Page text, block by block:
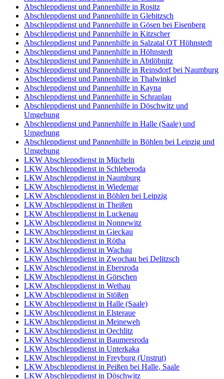
Abschleppdienst und Pannenhilfe in Rositz
Abschleppdienst und Pannenhilfe in Glebitzsch
Abschleppdienst und Pannenhilfe in Gösen bei Eisenberg
Abschleppdienst und Pannenhilfe in Kitzscher
Abschleppdienst und Pannenhilfe in Salzatal OT Höhnstedt
Abschleppdienst und Pannenhilfe in Höhnstedt
Abschleppdienst und Pannenhilfe in Abtlöbnitz
Abschleppdienst und Pannenhilfe in Reinsdorf bei Naumburg
Abschleppdienst und Pannenhilfe in Thalwinkel
Abschleppdienst und Pannenhilfe in Kayna
Abschleppdienst und Pannenhilfe in Schraplau
Abschleppdienst und Pannenhilfe in Döschwitz und
Umgebung
Abschleppdienst und Pannenhilfe in Halle (Saale) und
Umgebung
Abschleppdienst und Pannenhilfe in Böhlen bei Leipzig und
Umgebung
LKW Abschleppdienst in Mücheln
LKW Abschleppdienst in Schleberoda
LKW Abschleppdienst in Naumburg
LKW Abschleppdienst in Wiedemar
LKW Abschleppdienst in Böhlen bei Leipzig
LKW Abschleppdienst in Theißen
LKW Abschleppdienst in Luckenau
LKW Abschleppdienst in Nonnewitz
LKW Abschleppdienst in Gieckau
LKW Abschleppdienst in Rötha
LKW Abschleppdienst in Wachau
LKW Abschleppdienst in Zwochau bei Delitzsch
LKW Abschleppdienst in Ebersroda
LKW Abschleppdienst in Görschen
LKW Abschleppdienst in Wethau
LKW Abschleppdienst in Stößen
LKW Abschleppdienst in Halle (Saale)
LKW Abschleppdienst in Elsteraue
LKW Abschleppdienst in Meineweh
LKW Abschleppdienst in Oechlitz
LKW Abschleppdienst in Baumersroda
LKW Abschleppdienst in Unterkaka
LKW Abschleppdienst in Freyburg (Unstrut)
LKW Abschleppdienst in Peißen bei Halle, Saale
LKW Abschleppdienst in Döschwitz